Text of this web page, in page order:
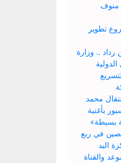
منوف
تطوير
رداد .. وزارة
محمد
بأغنية
بسيطة»
في ربع
اليد
2026 .. الموعد والقناة